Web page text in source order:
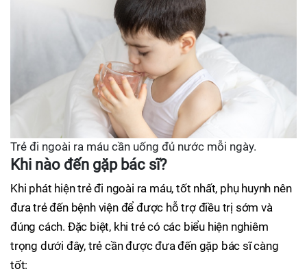
Trẻ đi ngoài ra máu cần uống đủ nước mỗi ngày.
Khi nào đến gặp bác sĩ?
Khi phát hiện trẻ đi ngoài ra máu, tốt nhất, phụ huynh nên
đưa trẻ đến bệnh viện để được hỗ trợ điều trị sớm và
đúng cách. Đặc biệt, khi trẻ có các biểu hiện nghiêm
trọng dưới đây, trẻ cần được đưa đến gặp bác sĩ càng
tốt: